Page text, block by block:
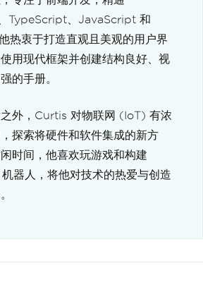
TypeScript、JavaScript 和
热衷于打造直观且美观的用户界
用现代框架并创建结构良好、视
的手册。
之外，Curtis 对物联网 (IoT) 有浓
探索将硬件和软件集成的新方
时间，他喜欢玩游戏和构建
器人，将他对技术的热爱与创造